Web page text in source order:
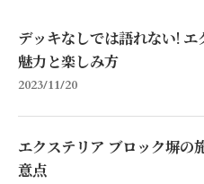
デッキなしでは語れない! エ
魅力と楽しみ方
2023/11/20
エクステリア ブロック塀の
意点